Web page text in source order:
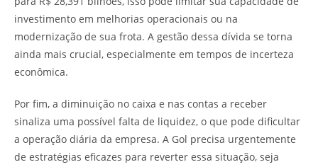
investimento em melhorias operacionais ou na
modernização de sua frota. A gestão dessa dívida se torna
ainda mais crucial, especialmente em tempos de incerteza
econômica.
Por fim, a diminuição no caixa e nas contas a receber
sinaliza uma possível falta de liquidez, o que pode dificultar
a operação diária da empresa. A Gol precisa urgentemente
de estratégias eficazes para reverter essa situação, seja